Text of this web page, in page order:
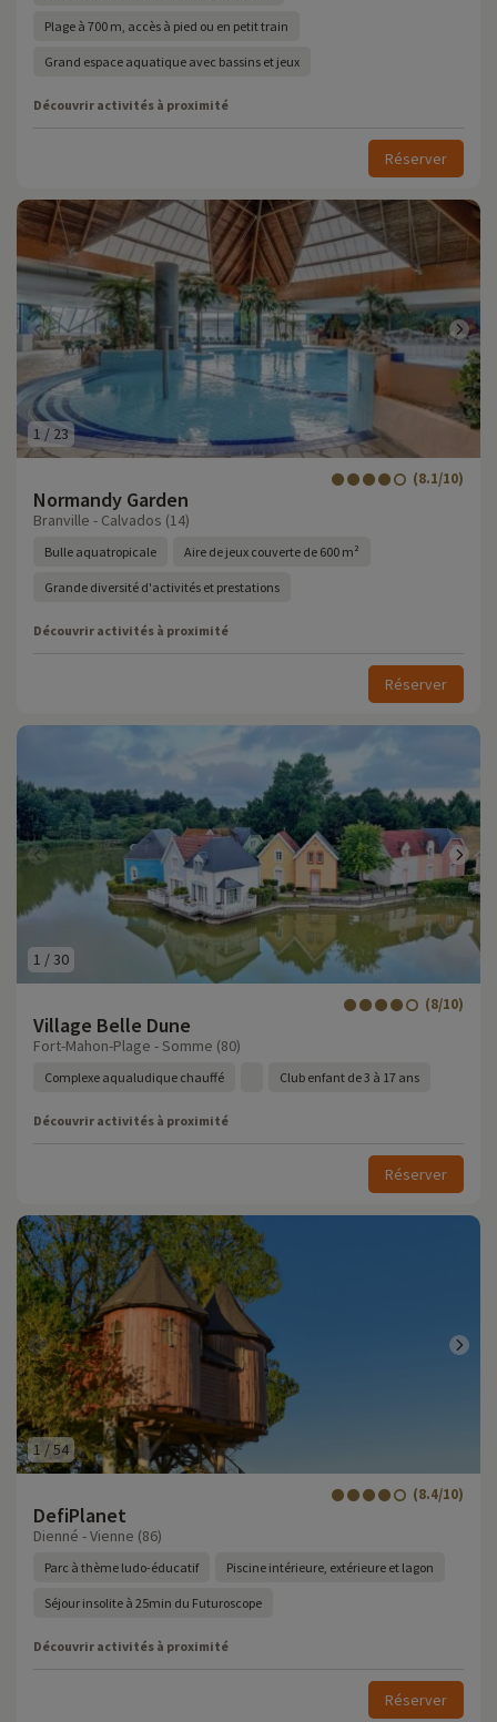
Plage à 700 m, accès à pied ou en petit train
Grand espace aquatique avec bassins et jeux
Découvrir activités à proximité
Réserver
1 / 23
Normandy Garden
(8.1/10)
Branville - Calvados (14)
Bulle aquatropicale Aire de jeux couverte de 600 m²
Grande diversité d'activités et prestations
Découvrir activités à proximité
Réserver
1 /30
Village Belle Dune
(8/10)
Fort-Mahon-Plage - Somme (80)
Complexe aqualudique chauffé Club enfant de 3 à 17 ans
Découvrir activités à proximité
Réserver
1 /54
DefiPlanet
(8.4/10)
Dienné - Vienne (86)
Parc à thème ludo-éducatif Piscine intérieure, extérieure et lagon
Séjour insolite à 25min du Futuroscope
Découvrir activités à proximité
Réserver